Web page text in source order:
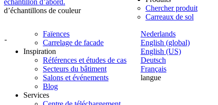
échantillon d’abord.
d’échantillons de couleur
-
Nederlands
English (global)
English (US)
Deutsch
Français
langue
Chercher produit
Carreaux de sol
Faïences
Carrelage de facade
Inspiration
Références et études de cas
Secteurs du bâtiment
Salons et événements
Blog
Services